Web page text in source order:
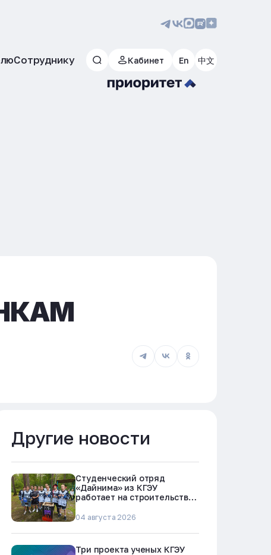
Сотруднику
Кабинет En 中文
Другие новости
Студенческий отряд
«Дайнима» из КГЭУ
работает на строительстве
04 августа 2026
Три проекта ученых КГЭУ